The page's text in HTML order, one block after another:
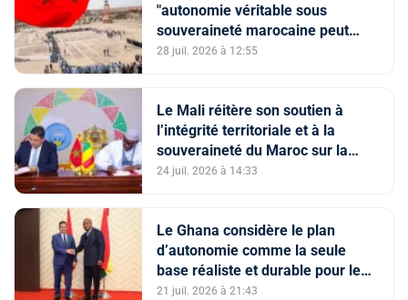
"autonomie véritable sous
souveraineté marocaine peut
constituer une solution viable" à
28 juil. 2026 à 12:55
Le Mali réitère son soutien à
l’intégrité territoriale et à la
souveraineté du Maroc sur la
région du Sahara, et au Plan
24 juil. 2026 à 14:33
Le Ghana considère le plan
d’autonomie comme la seule
base réaliste et durable pour le
règlement de la question du
21 juil. 2026 à 21:43